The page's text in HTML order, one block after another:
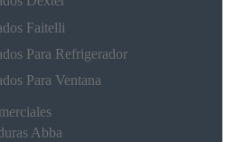
Faitelli
Para Refrigerador
Para Ventana
Abba